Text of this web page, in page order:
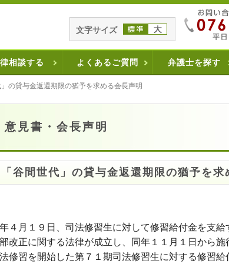
文字サイズ
相談する よくあるご質問 弁護士を探す
の貸与金返還期限の猶予を求める会長声明
意見書・会長声明
谷間世代」の貸与金返還期限の猶予を求
４月１９日、司法修習生に対して修習給付金を支
改正に関する法律が成立し、同年１１月１日から施
修習を開始した第７１期司法修習生に対する修習